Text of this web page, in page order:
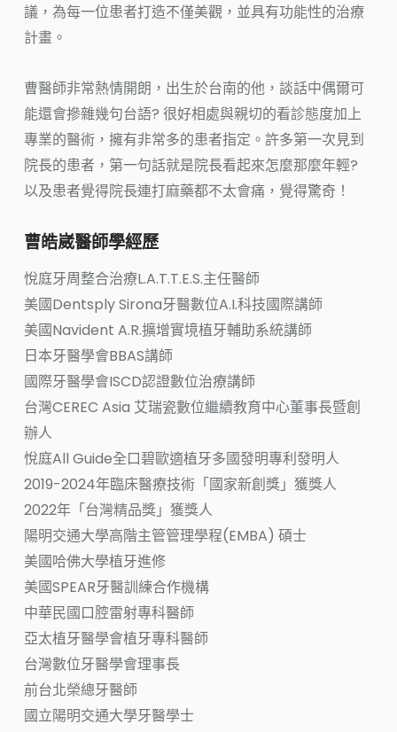
議，為每一位患者打造不僅美觀，並具有功能性的治療
計畫。
曹醫師非常熱情開朗，出生於台南的他，談話中偶爾可
能還會摻雜幾句台語? 很好相處與親切的看診態度加上
專業的醫術，擁有非常多的患者指定。許多第一次見到
院長的患者，第一句話就是院長看起來怎麼那麼年輕?
以及患者覺得院長連打麻藥都不太會痛，覺得驚奇！
曹皓崴醫師學經歷
悅庭牙周整合治療L.A.T.T.E.S.主任醫師
美國Dentsply Sirona牙醫數位A.I.科技國際講師
美國Navident A.R.擴增實境植牙輔助系統講師
日本牙醫學會BBAS講師
國際牙醫學會ISCD認證數位治療講師
台灣CEREC Asia 艾瑞瓷數位繼續教育中心董事長暨創
辦人
悅庭All Guide全口碧歐適植牙多國發明專利發明人
2019-2024年臨床醫療技術「國家新創獎」獲獎人
2022年「台灣精品獎」獲獎人
陽明交通大學高階主管管理學程(EMBA) 碩士
美國哈佛大學植牙進修
美國SPEAR牙醫訓練合作機構
中華民國口腔雷射專科醫師
亞太植牙醫學會植牙專科醫師
台灣數位牙醫學會理事長
前台北榮總牙醫師
國立陽明交通大學牙醫學士